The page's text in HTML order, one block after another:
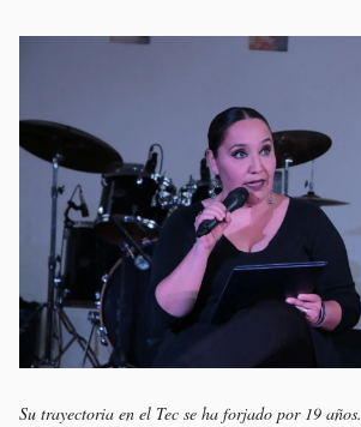
Su trayectoria en el Tec se ha forjado por 19 años.